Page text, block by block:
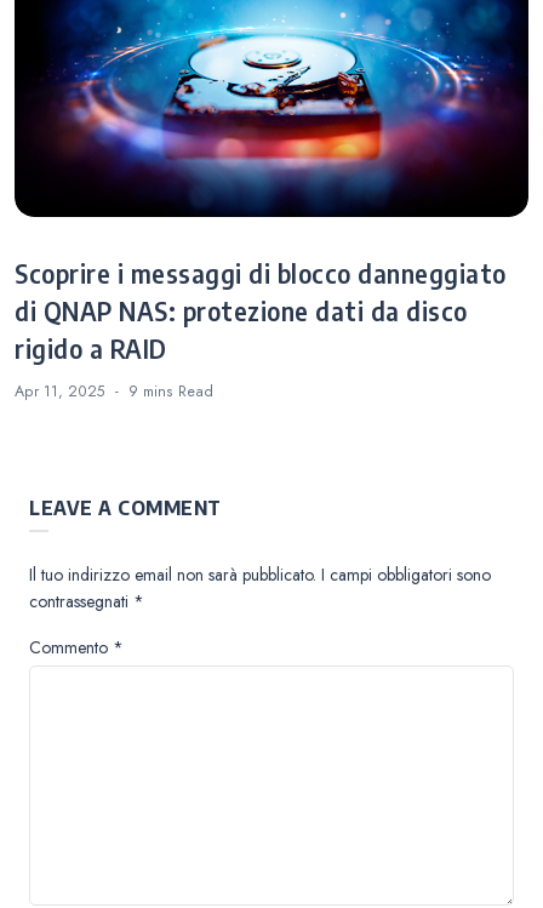
Scoprire i messaggi di blocco danneggiato
di QNAP NAS: protezione dati da disco
rigido a RAID
Apr 11, 2025 9 mins Read
LEAVE A COMMENT
Il tuo indirizzo email non sarà pubblicato. I campi obbligatori sono
contrassegnati *
Commento *